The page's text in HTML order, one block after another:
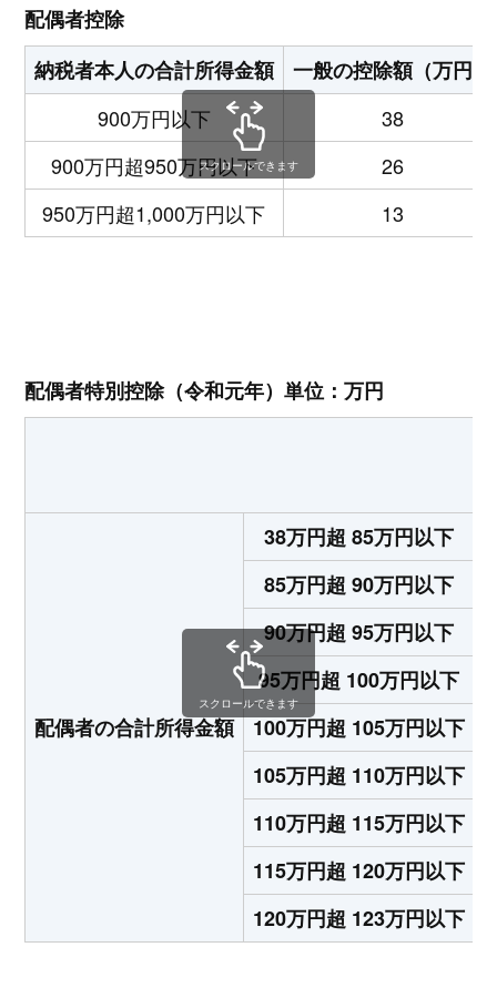
配偶者控除
納税者本人の合計所得金額
一般の控除額（万円）
900万円以下
38
900万円超950万円以下
26
950万円超1,000万円以下
13
スクロールできます
配偶者特別控除（令和元年）単位：万円
配偶者の合計所得金額
38万円超 85万円以下
85万円超 90万円以下
90万円超 95万円以下
95万円超 100万円以下
100万円超 105万円以下
105万円超 110万円以下
110万円超 115万円以下
115万円超 120万円以下
120万円超 123万円以下
スクロールできます